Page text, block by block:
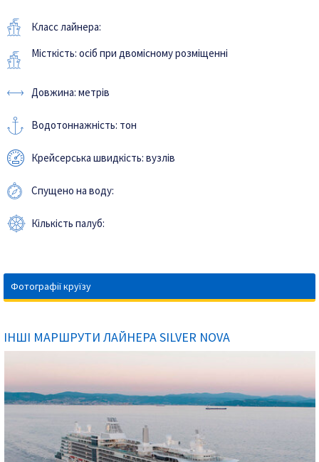
Класс лайнера:
Місткість: осіб при двомісному розміщенні
Довжина: метрів
Водотоннажність: тон
Крейсерська швидкість: вузлів
Спущено на воду:
Кількість палуб:
Фотографії круїзу
ІНШІ МАРШРУТИ ЛАЙНЕРА SILVER NOVA